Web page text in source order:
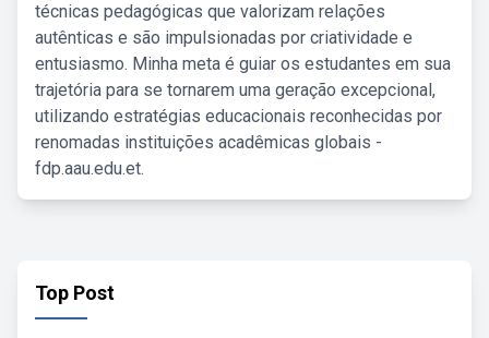
técnicas pedagógicas que valorizam relações
autênticas e são impulsionadas por criatividade e
entusiasmo. Minha meta é guiar os estudantes em sua
trajetória para se tornarem uma geração excepcional,
utilizando estratégias educacionais reconhecidas por
renomadas instituições acadêmicas globais -
fdp.aau.edu.et.
Top Post